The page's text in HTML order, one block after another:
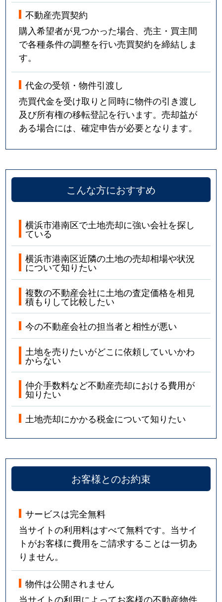
不動産売買契約
購入希望者が見つかった場合、売主・買主間
で各種条件の調整を行い売買契約を締結しま
す。
代金の受領・物件引渡し
売買代金を受け取りと同時に物件の引き渡し
及び所有権の移転登記を行います。売却益が
ある場合には、確定申告が必要となります。
こんな方におすすめ
横浜市港南区で土地売却に強い会社を探し
ている
横浜市港南区近隣の土地の売却相場や状況
について知りたい
複数の不動産会社に土地の査定価格を相見
積もりして比較したい
今の不動産会社の担当者と相性が悪い
土地を売りたいがどこに依頼していいかわ
からない
仲介手数料など不動産売却における費用が
知りたい
土地売却にかかる税金について知りたい
お客様とのお約束
サービスは完全無料
当サイトの利用料はすべて無料です。当サイ
トがお客様に費用をご請求することは一切あ
りません。
物件は公開されません
当サイトの利用によってお客様の不動産物件